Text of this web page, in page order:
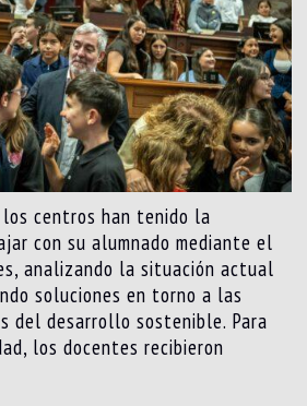
centros han tenido la
con su alumnado mediante el
analizando la situación actual
soluciones en torno a las
del desarrollo sostenible. Para
los docentes recibieron